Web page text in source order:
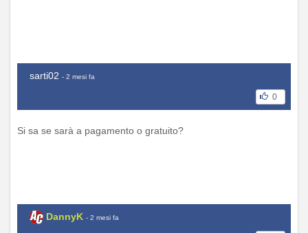
sarti02 - 2 mesi fa
0
Si sa se sarà a pagamento o gratuito?
DannyK - 2 mesi fa